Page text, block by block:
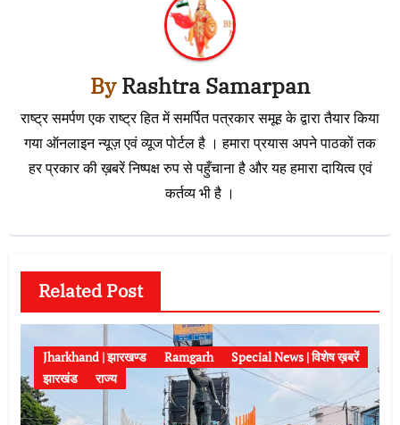
ByRashtra Samarpan
राष्ट्र समर्पण एक राष्ट्र हित में समर्पित पत्रकार समूह के द्वारा तैयार किया
गया ऑनलाइन न्यूज़ एवं व्यूज पोर्टल है । हमारा प्रयास अपने पाठकों तक
हर प्रकार की ख़बरें निष्पक्ष रुप से पहुँचाना है और यह हमारा दायित्व एवं
कर्तव्य भी है ।
Related Post
Jharkhand | झारखण्ड Ramgarh
Special News | विशेष ख़बरें
झारखंड
राज्य